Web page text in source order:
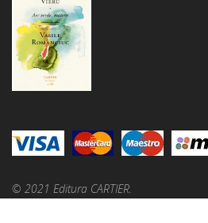
© 2021 Editura CARTIER.